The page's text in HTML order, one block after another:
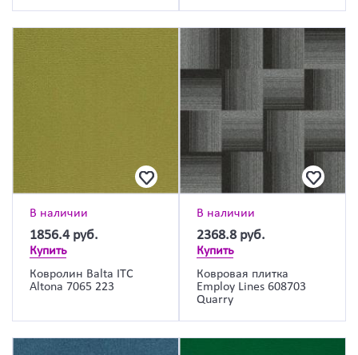
В наличии
1856.4 руб.
Купить
Ковролин Balta ITC
Altona 7065 223
В наличии
2368.8 руб.
Купить
Ковровая плитка
Employ Lines 608703
Quarry